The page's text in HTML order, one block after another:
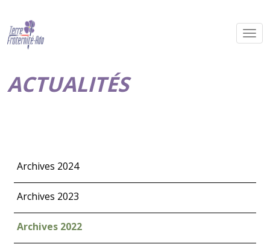
ACTUALITÉS
Archives 2024
Archives 2023
Archives 2022